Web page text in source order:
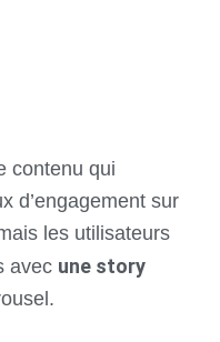
contenu qui
d’engagement sur
les utilisateurs
avec une story